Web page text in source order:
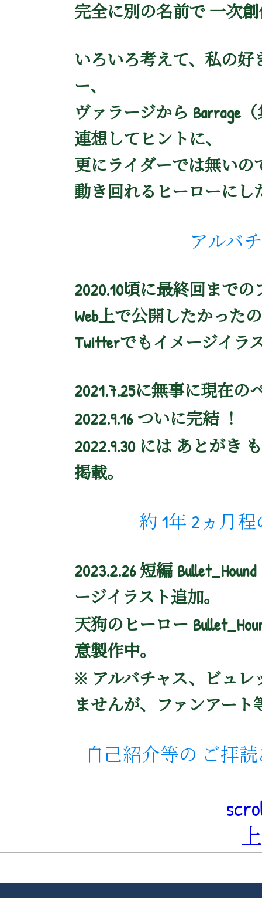
完全に別の名前で 一次
いろいろ考えて、私の好
ー、
ヴァラージから Barrage
連想してヒントに、
更にライダーでは無い
動き回れるヒーローに
アルバ
2020.10頃に最終回まで
Web上で公開したかった
Twitterでもイメージイラ
2021.7.25に無事に現在の
2022.9.16 ついに完結 ！
2022.9.30 には あとがき
掲載。
約 1年 2ヵ月
2023.2.26 短編
ージイラスト追加。
天狗のヒーロー
意製作中。
※ アルバチャス、ビュレ
ませんが、ファンアー
自己紹介等の ご拝